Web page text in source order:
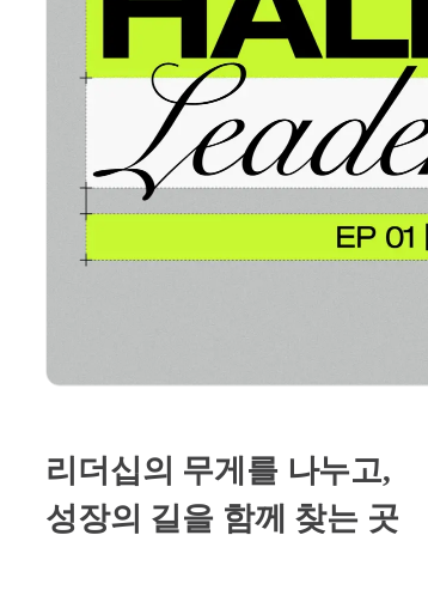
리더십의 무게를 나누고,
성장의 길을 함께 찾는 곳